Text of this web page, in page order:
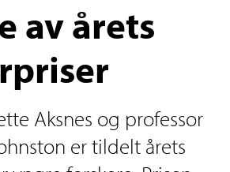
av årets
Aksnes og professor
er tildelt årets